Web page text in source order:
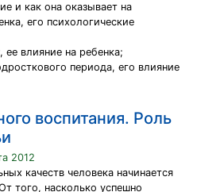
и как она оказывает на
его психологические
влияние на ребенка;
периода, его влияние
воспитания. Роль
2012
качеств человека начинается
того, насколько успешно